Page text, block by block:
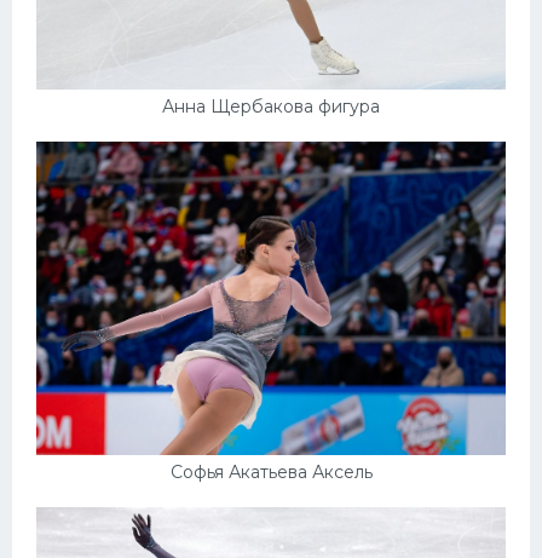
Анна Щербакова фигура
Софья Акатьева Аксель